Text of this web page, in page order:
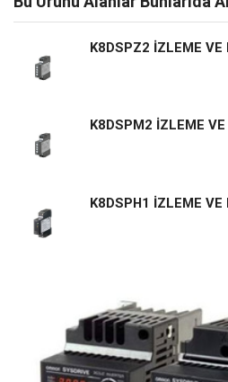
K8DSPZ2 İZLEME VE
K8DSPM2 İZLEME
K8DSPH1 İZLEME VE